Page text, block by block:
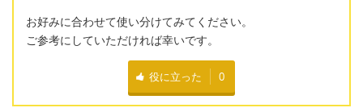
お好みに合わせて使い分けてみてください。
ご参考にしていただければ幸いです。
役に立った 0